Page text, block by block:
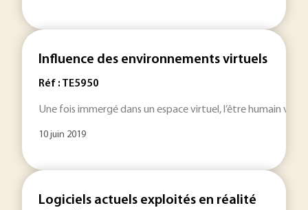
Influence des environnements virtuels
Réf : TE5950
Une fois immergé dans un espace virtuel, l’être humain
10 juin 2019
Logiciels actuels exploités en réalité